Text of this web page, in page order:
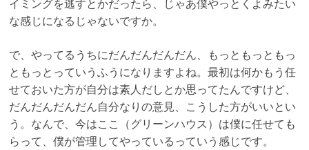
イミングを逃すとかだったら、じゃあ僕やっとくよみたい
な感じになるじゃないですか。
で、やってるうちにだんだんだんだん、もっともっともっ
ともっとっていうふうになりますよね。最初は何かもう任
せておいた方が自分は素人だしとか思ってたんですけど、
だんだんだんだん自分なりの意見、こうした方がいいとい
う。なんで、今はここ（グリーンハウス）は僕に任せても
らって、僕が管理してやっているっていう感じです。